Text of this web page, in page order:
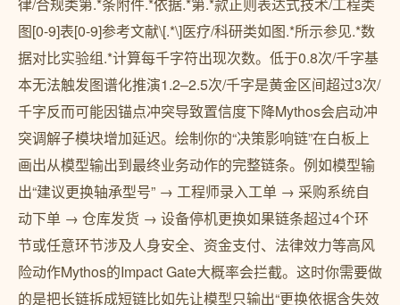
图[0-9]表[0-9]参考文献\[.*\]医疗/科研类如图.*所示参见.*数
据对比实验组.*计算每千字符出现次数。低于0.8次/千字基
本无法触发图谱化推演1.2–2.5次/千字是黄金区间超过3次/
千字反而可能因锚点冲突导致置信度下降Mythos会启动冲
突调解子模块增加延迟。绘制你的“决策影响链”在白板上
画出从模型输出到最终业务动作的完整链条。例如模型输
出“建议更换轴承型号” → 工程师录入工单 → 采购系统自
动下单 → 仓库发货 → 设备停机更换如果链条超过4个环
节或任意环节涉及人身安全、资金支付、法律效力等高风
险动作Mythos的Impact Gate大概率会拦截。这时你需要做
的是把长链拆成短链比如先让模型只输出“更换依据含失效